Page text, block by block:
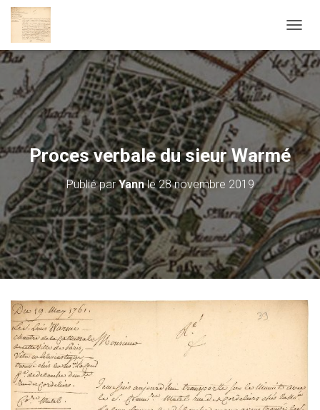
É
P
L
E
R
L
A
N
A
V
G
A
T
I
O
N
Proces verbale du sieur Warmé
Publié parYannle28 novembre 2019